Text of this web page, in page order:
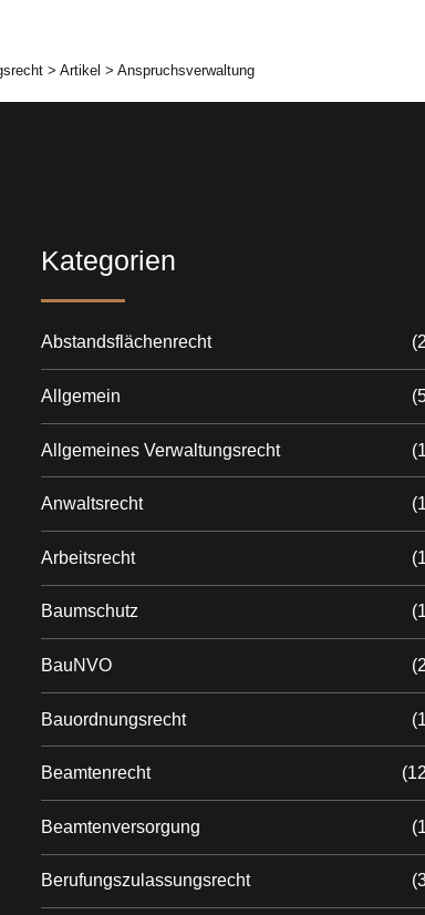
> Artikel > Anspruchsverwaltung
Kategorien
Abstandsflächenrecht
Allgemein
Allgemeines Verwaltungsrecht
Anwaltsrecht
Arbeitsrecht
Baumschutz
BauNVO
Bauordnungsrecht
Beamtenrecht
Beamtenversorgung
Berufungszulassungsrecht